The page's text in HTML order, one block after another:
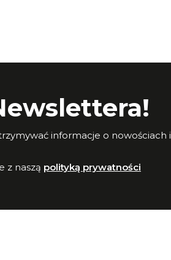
informacje o nowościach i
z naszą polityką prywatności